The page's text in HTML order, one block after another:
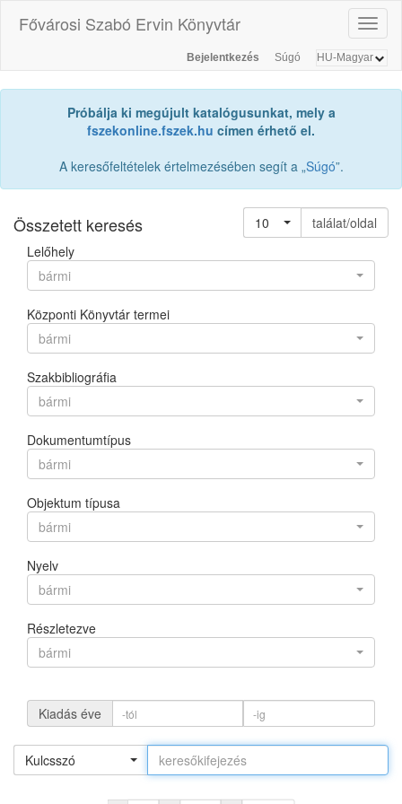
Fővárosi Szabó Ervin Könyvtár
Bejelentkezés Súgó
Próbálja ki megújult katalógusunkat, mely a
fszekonline.fszek.hu címen érhető el.
A keresőfeltételek értelmezésében segít a „Súgó”.
Összetett keresés 10
találat/oldal
Lelőhely
bármi
Központi Könyvtár termei
bármi
Szakbibliográfia
bármi
Dokumentumtípus
bármi
Objektum típusa
bármi
Nyelv
bármi
Részletezve
bármi
Kiadás éve
Kulcsszó